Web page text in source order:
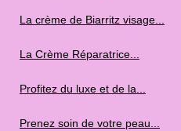
La crème de Biarritz visage...
La Crème Réparatrice...
Profitez du luxe et de la...
Prenez soin de votre peau...